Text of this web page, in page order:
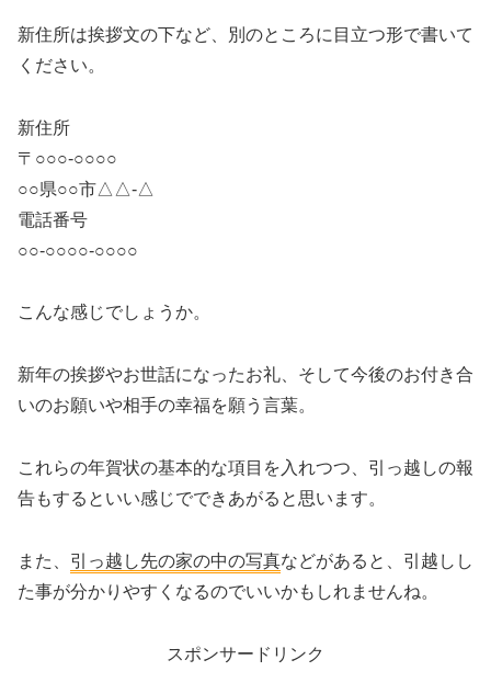
新住所は挨拶文の下など、別のところに目立つ形で書いて
ください。
新住所
〒○○○-○○○○
○○県○○市△△-△
電話番号
○○-○○○○-○○○○
こんな感じでしょうか。
新年の挨拶やお世話になったお礼、そして今後のお付き合
いのお願いや相手の幸福を願う言葉。
これらの年賀状の基本的な項目を入れつつ、引っ越しの報
告もするといい感じでできあがると思います。
また、 引っ越し先の家の中の写真などがあると、引越しし
た事が分かりやすくなるのでいいかもしれませんね。
スポンサードリンク